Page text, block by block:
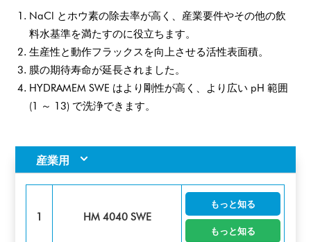
NaCl とホウ素の除去率が高く、産業要件やその他の飲
料水基準を満たすのに役立ちます。
生産性と動作フラックスを向上させる活性表面積。
膜の期待寿命が延長されました。
HYDRAMEM SWE はより剛性が高く、より広い pH 範囲
(1 ～ 13) で洗浄できます。
産業用
1 HM 4040 SWE
もっと知る
もっと知る